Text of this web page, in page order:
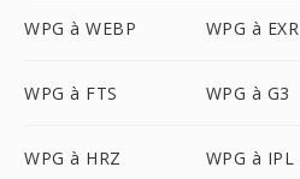
WPG à WEBP WPG à EXR
WPG à FTS WPG à G3
WPG à HRZ WPG à IPL